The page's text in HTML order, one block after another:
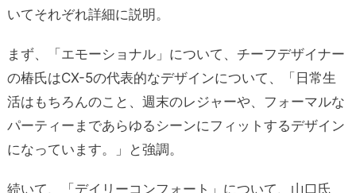
いてそれぞれ詳細に説明。
まず、「エモーショナル」について、チーフデザイナー
の椿氏はCX-5の代表的なデザインについて、「日常生
活はもちろんのこと、週末のレジャーや、フォーマルな
パーティーまであらゆるシーンにフィットするデザイン
になっています。」と強調。
続いて、「デイリーコンフォート」について、山口氏